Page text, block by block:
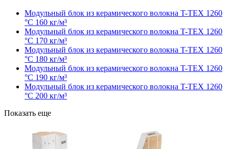
Модульный блок из керамического волокна T-TEX 1260
°С 160 кг/м³
Модульный блок из керамического волокна T-TEX 1260
°С 170 кг/м³
Модульный блок из керамического волокна T-TEX 1260
°С 180 кг/м³
Модульный блок из керамического волокна T-TEX 1260
°С 190 кг/м³
Модульный блок из керамического волокна T-TEX 1260
°С 200 кг/м³
Показать еще